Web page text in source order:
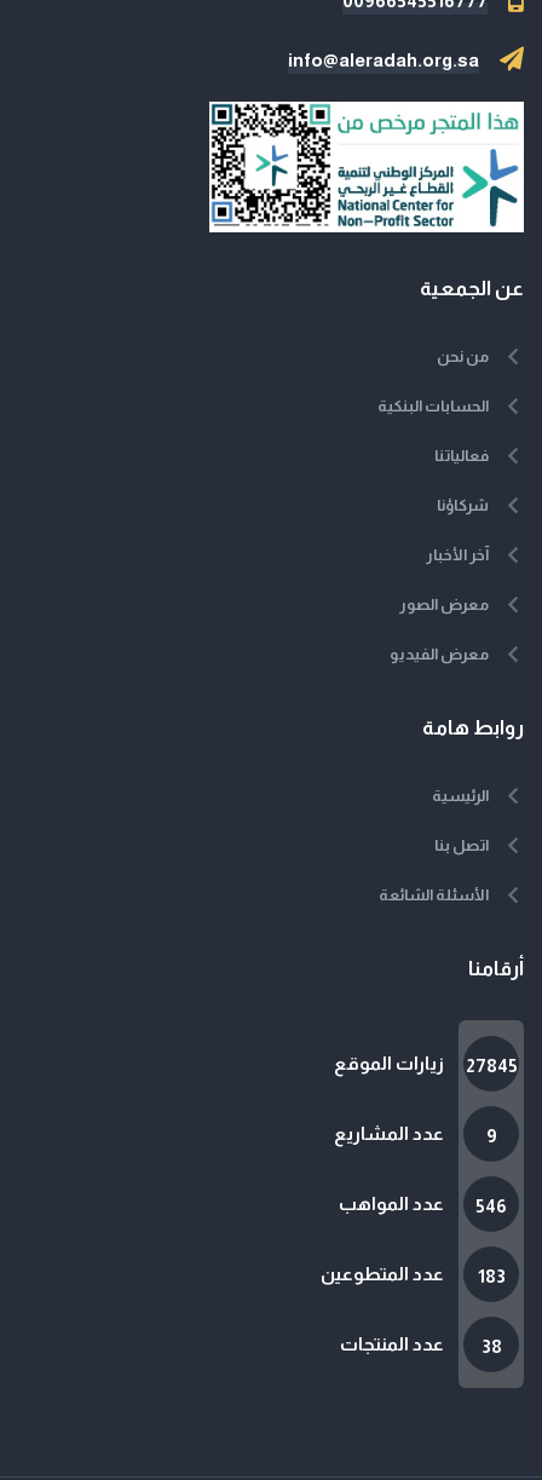
info@aleradah.org.sa
عن الجمعية
من نحن
الحسابات البنكية
فعالياتنا
شركاؤنا
آخر الأخبار
معرض الصور
معرض الفيديو
روابط هامة
الرئيسية
اتصل بنا
الأسئلة الشائعة
أرقامنا
27845 زيارات الموقع
9 عدد المشاريع
546 عدد المواهب
183 عدد المتطوعين
38 عدد المنتجات